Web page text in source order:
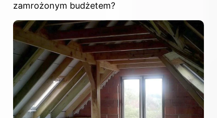
zamrożonym budżetem?